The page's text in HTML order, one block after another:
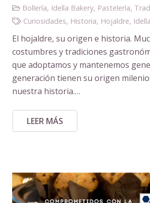
Bollería, Idella Bakery, Pastelería,
Curiosidades, Historia, Hojaldre,
El hojaldre, su origen e historia.
costumbres y tradiciones
que adoptamos y mantenemos
generación tienen su origen
nuestra historia.…
LEER MÁS